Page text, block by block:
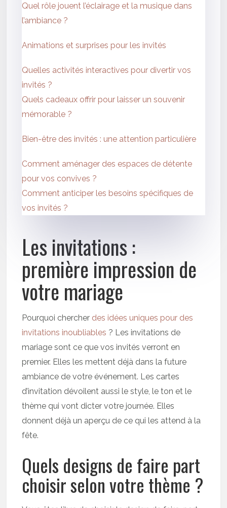
Quel rôle jouent l’éclairage et la musique dans
l’ambiance ?
Animations et surprises pour les invités
Quelles activités interactives pour divertir vos
invités ?
Quels cadeaux offrir pour laisser un souvenir
mémorable ?
Bien-être des invités : une attention particulière
Comment aménager des espaces de détente
pour vos convives ?
Comment anticiper les besoins spécifiques de
vos invités ?
Les invitations :
première impression de
votre mariage
Pourquoi chercher des idées uniques pour des
invitations inoubliables ? Les invitations de
mariage sont ce que vos invités verront en
premier. Elles les mettent déjà dans la future
ambiance de votre événement. Les cartes
d’invitation dévoilent aussi le style, le ton et le
thème qui vont dicter votre journée. Elles
donnent déjà un aperçu de ce qui les attend à la
fête.
Quels designs de faire part
choisir selon votre thème ?